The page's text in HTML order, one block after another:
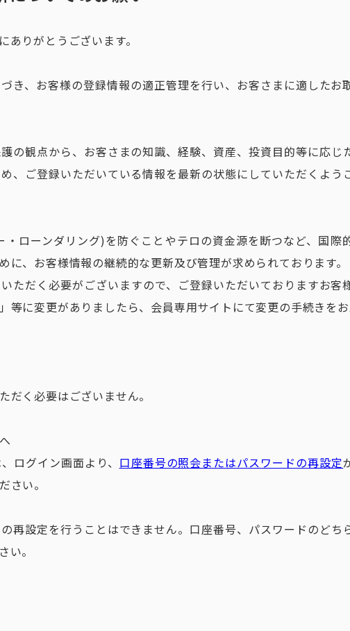
りがとうございます。
き、お客様の登録情報の適正管理を行い、お客さまに適したお
の観点から、お客さまの知識、経験、資産、投資目的等に応じ
、ご登録いただいている情報を最新の状態にしていただくよう
ローンダリング)を防ぐことやテロの資金源を断つなど、国際
、お客様情報の継続的な更新及び管理が求められております。
ただく必要がございますので、ご登録いただいておりますお客
に変更がありましたら、会員専用サイトにて変更の手続きをお
く必要はございません。
ログイン画面より、 口座番号の照会またはパスワードの再設定
さい。
再設定を行うことはできません。口座番号、パスワードのどち
。